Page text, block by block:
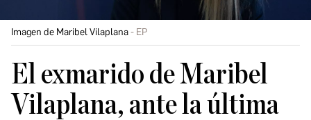
Imagen de Maribel Vilaplana EP
El exmarido de Maribel
Vilaplana, ante la última